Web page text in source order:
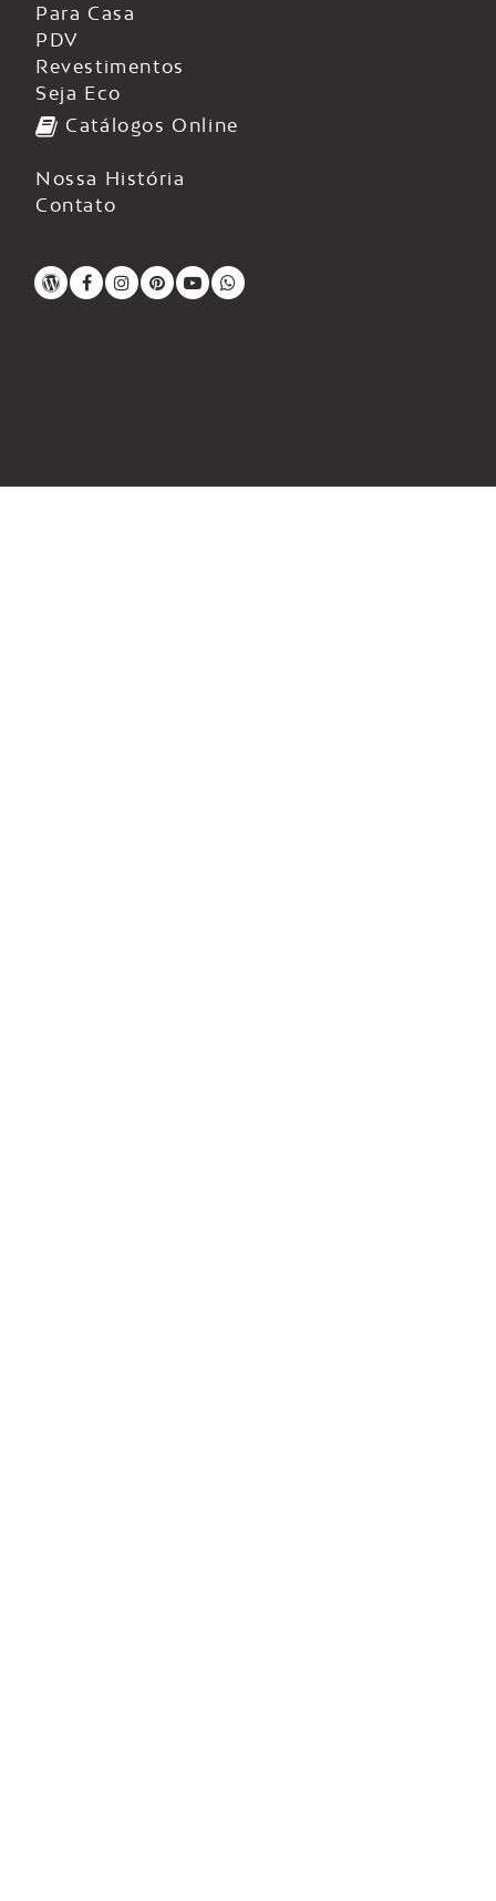
Para Casa
PDV
Revestimentos
Seja Eco
Catálogos Online
Nossa História
Contato